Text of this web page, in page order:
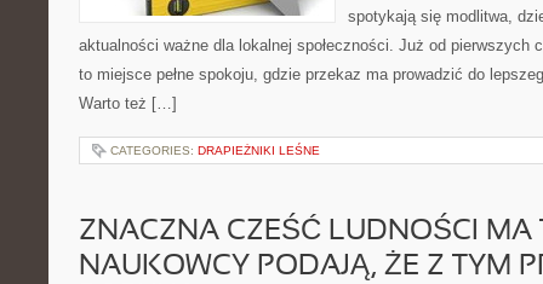
spotykają się modlitwa,
aktualności ważne dla lokalnej społeczności. Już od pierwszych
to miejsce pełne spokoju, gdzie przekaz ma prowadzić do
Warto też […]
CATEGORIES: DRAPIEŻNIKI LEŚNE
ZNACZNA CZEŚĆ LUDNOŚCI MA
NAUKOWCY PODAJĄ, ŻE Z TYM